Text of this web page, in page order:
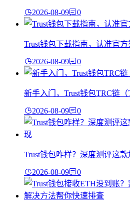
2026-08-09 0
Trust钱包下载指南，认准官
2026-08-09 0
新手入门，Trust钱包TRC链
2026-08-09 0
Trust钱包咋样？深度测评这
2026-08-09 0